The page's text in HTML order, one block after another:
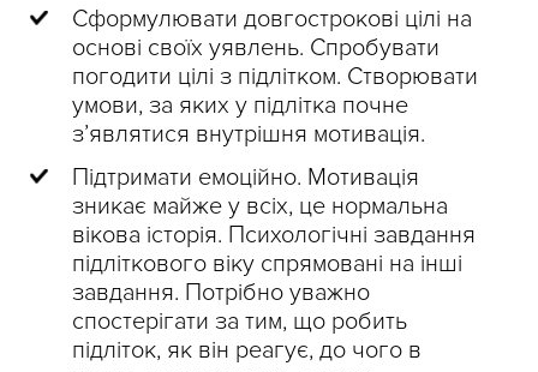
Сформулювати довгострокові цілі на
основі своїх уявлень. Спробувати
погодити цілі з підлітком. Створювати
умови, за яких у підлітка почне
з’являтися внутрішня мотивація.
Підтримати емоційно. Мотивація
зникає майже у всіх, це нормальна
вікова історія. Психологічні завдання
підліткового віку спрямовані на інші
завдання. Потрібно уважно
спостерігати за тим, що робить
підліток, як він реагує, до чого в